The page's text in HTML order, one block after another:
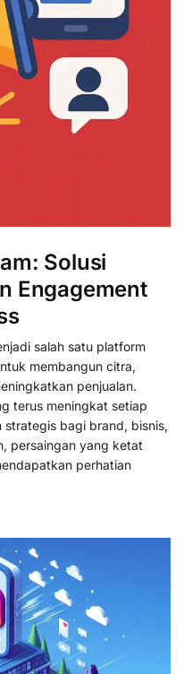
Solusi
Engagement
salah satu platform
membangun citra,
penjualan.
terus meningkat setiap
strategis bagi brand, bisnis,
persaingan yang ketat
perhatian